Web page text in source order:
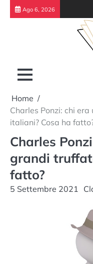
Skip
Ago 6, 2026
Home
Charles Ponzi: chi
italiani? Cosa ha
Charles
grandi
fatto?
5 Settembre 2021